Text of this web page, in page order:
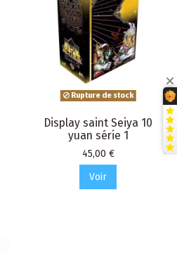
Rupture de stock
Display saint Seiya 10
yuan série 1
Prix
45,00 €
Voir